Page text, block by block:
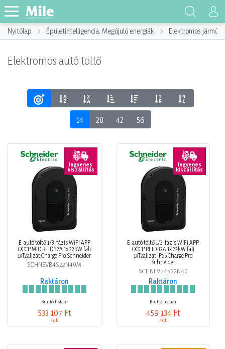
Nyitólap Épületintelligencia, Megújuló energiák Elektromos jármű,
Elektromos autó töltő
14 28 42 56
Ingyenes
kiszállítás
E-autó töltő 1/3-fázis WiFi APP
OCCP MID RFID 32A 1x 22kW fali
1xT2aljzat Charge Pro Schneider
SCHNEVB4S22N40M
Raktáron
Bruttó listaár
533 107 Ft
/ db
Ingyenes
kiszállítás
E-autó töltő 1/3-fázis WiFi APP
OCCP RFID 32A 1x 22kW fali
1xT2aljzat IP55 Charge Pro
Schneider
SCHNEVB4S22N40
Raktáron
Bruttó listaár
459 134 Ft
/ db